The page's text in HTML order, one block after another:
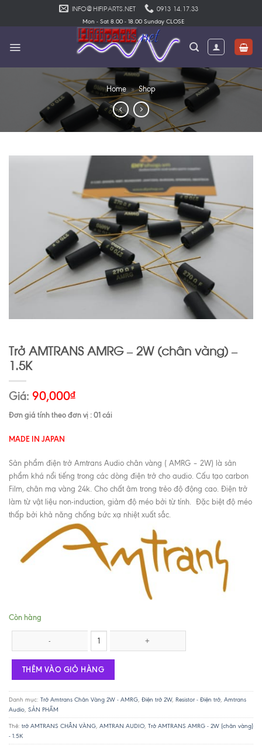
INFO@HIFIPARTS.NET 0913 14.17.33
Mon - Sat 8.00 - 18.00 Sunday CLOSE
Home » Shop
Trở AMTRANS AMRG – 2W (chân vàng) –
1.5K
Giá: 90,000₫
Đơn giá tính theo đơn vị : 01 cái
MADE IN JAPAN
Sản phẩm điện trở Amtrans Audio chân vàng ( AMRG – 2W) là sản
phẩm khá nổi tiếng trong các dòng điện trở cho audio. Cấu tạo carbon
Film, chân mạ vàng 24k. Cho chất âm trong trẻo độ động cao. Điện trở
làm từ vật liệu non-induction, giảm độ méo bởi từ tính. Đặc biệt độ méo
thấp bởi khả năng chống bức xạ nhiệt xuất sắc.
Còn hàng
Trở AMTRANS AMRG - 2W (chân vàng) - 1.5K số lượng
THÊM VÀO GIỎ HÀNG
Danh mục: Trở Amtrans Chân Vàng 2W - AMRG, Điện trở 2W, Resistor - Điện trở, Amtrans
Audio, SẢN PHẨM
Thẻ: trở AMTRANS CHÂN VÀNG, AMTRAN AUDIO, Trở AMTRANS AMRG - 2W (chân vàng)
- 1.5K